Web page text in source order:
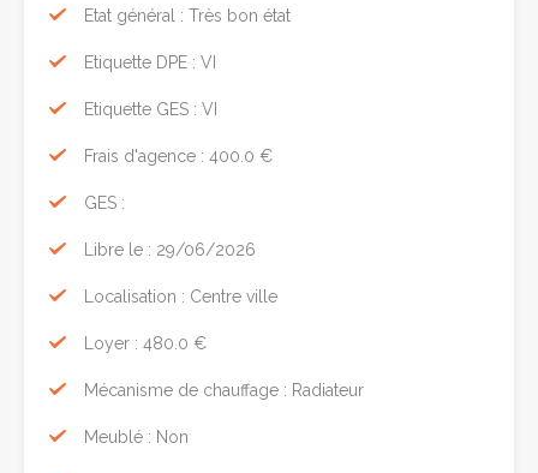
Etat général : Très bon état
Etiquette DPE : VI
Etiquette GES : VI
Frais d'agence : 400.0 €
GES :
Libre le : 29/06/2026
Localisation : Centre ville
Loyer : 480.0 €
Mécanisme de chauffage : Radiateur
Meublé : Non